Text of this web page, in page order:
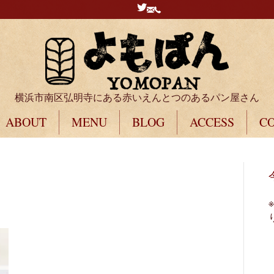
横浜市南区弘明寺にある赤いえんとつのあるパン屋さん
ABOUT MENU BLOG ACCESS